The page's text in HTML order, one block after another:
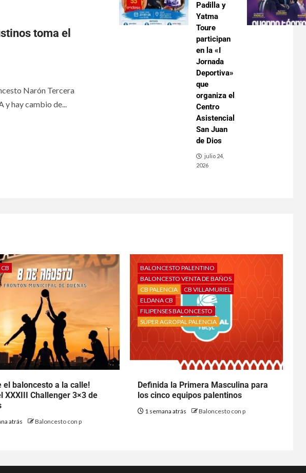
toma el
Narón Tercera
y hay cambio de...
Padilla y
Yatma
Toure
participan
en la «I
Jornada
Deportiva»
que
organiza el
Centro
Asistencial
San Juan
de Dios
julio 24,
2026
el baloncesto a la calle!
XXXIII Challenger 3×3 de
atrás Baloncesto con p
BALONCESTO PALENTINO
BALONCESTO VENTA DE BAÑOS
CB PALENCIA
CB VILLAMURIEL
ELDANA CB
FILIPENSES BALONCESTO
SÚPER AGROPAL PALENCIA
Definida la Primera Masculina para
los cinco equipos palentinos
1 semana atrás Baloncesto con p